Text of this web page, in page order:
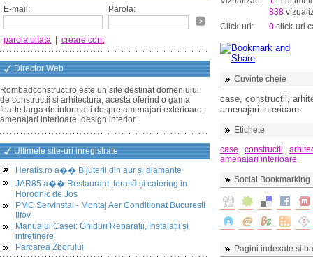
E-mail:
Parola:
parola uitata creare cont
Director Web
Rombadconstruct.ro este un site destinat domeniului
de constructii si arhitectura, acesta oferind o gama
foarte larga de informatii despre amenajari exterioare,
amenajari interioare, design interior.
Ultimele site-uri inregistrate
Heratis.ro a�� Bijuterii din aur și diamante
JAR85 a�� Restaurant, terasă și catering in
Horodnic de Jos
PMC ServInstal - Montaj Aer Conditionat Bucuresti
Ilfov
Manualul Casei: Ghiduri Reparații, Instalații și
intreținere
Parcarea Zborului
838
Click-uri:
0 click-uri
Cuvinte cheie
case, constructii,
amenajari interioare
Etichete
case
constructii
amenajari interioare
Social Bookmarking
Pagini indexate si